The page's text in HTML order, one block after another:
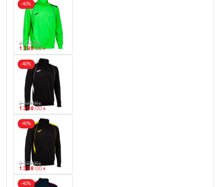
-40%
2 323.00 ₴
1 398.00 ₴
-40%
2 323.00 ₴
1 398.00 ₴
-40%
2 323.00 ₴
1 398 00 ₴
-40%